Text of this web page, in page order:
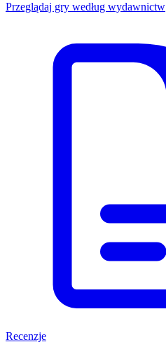
Przeglądaj gry według wydawnictw
Recenzje